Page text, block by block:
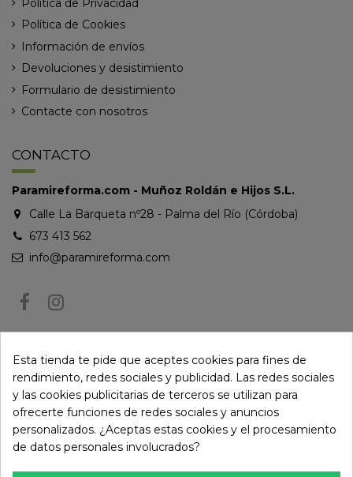
Política de Cookies
Información de envíos
Devoluciones y desistimiento
Formulario de desistimiento
Contacte con nosotros
CONTACTO
Paramireforma.com - Muñoz Roldán e Hijos S.L.
Calle La Barqueta nº28 - Palma del Río (Córdoba)
673 413 562
info@paramireforma.com
Puede darse de baja en cualquier momento. Para ello, consulte nuestra
información de contacto en el aviso legal.
Esta tienda te pide que aceptes cookies para fines de
rendimiento, redes sociales y publicidad. Las redes sociales
y las cookies publicitarias de terceros se utilizan para
ofrecerte funciones de redes sociales y anuncios
personalizados. ¿Aceptas estas cookies y el procesamiento
de datos personales involucrados?